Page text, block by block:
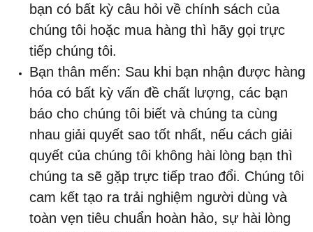
bạn có bất kỳ câu hỏi về chính sách của
chúng tôi hoặc mua hàng thì hãy gọi trực
tiếp chúng tôi.
Bạn thân mến: Sau khi bạn nhận được hàng
hóa có bất kỳ vấn đề chất lượng, các bạn
báo cho chúng tôi biết và chúng ta cùng
nhau giải quyết sao tốt nhất, nếu cách giải
quyết của chúng tôi không hài lòng bạn thì
chúng ta sẽ gặp trực tiếp trao đổi. Chúng tôi
cam kết tạo ra trải nghiệm người dùng và
toàn vẹn tiêu chuẩn hoàn hảo, sự hài lòng